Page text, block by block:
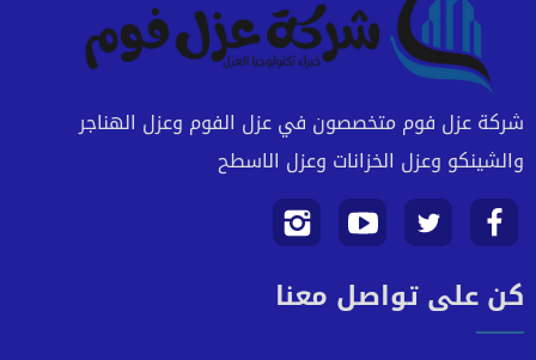
شركة عزل فوم متخصصون في عزل الفوم وعزل الهناجر
والشينكو وعزل الخزانات وعزل الاسطح
تابعنا
على
تابعنا
على
تابعنا
على
تابعنا
علىكن على تواصل معنا